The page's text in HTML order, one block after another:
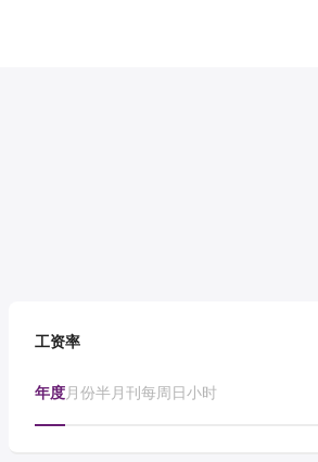
工资率
年度月份半月刊每周日小时